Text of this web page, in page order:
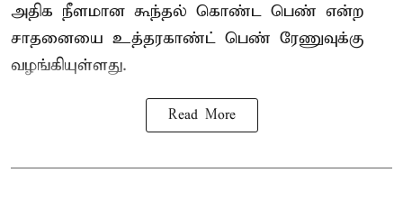
அதிக நீளமான கூந்தல் கொண்ட பெண் என்ற
சாதனையை உத்தரகாண்ட் பெண் ரேணுவுக்கு
வழங்கியுள்ளது.
Read More